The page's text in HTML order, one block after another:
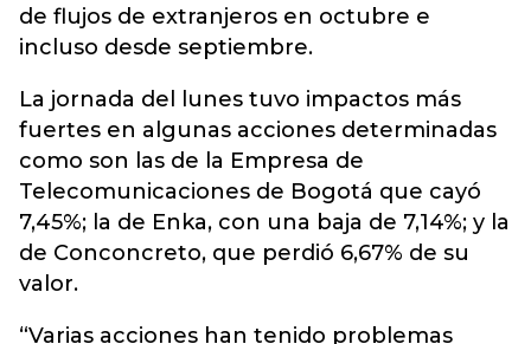
de flujos de extranjeros en octubre e
incluso desde septiembre.
La jornada del lunes tuvo impactos más
fuertes en algunas acciones determinadas
como son las de la Empresa de
Telecomunicaciones de Bogotá que cayó
7,45%; la de Enka, con una baja de 7,14%; y la
de Conconcreto, que perdió 6,67% de su
valor.
“Varias acciones han tenido problemas